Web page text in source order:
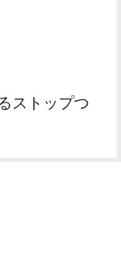
ストップつ